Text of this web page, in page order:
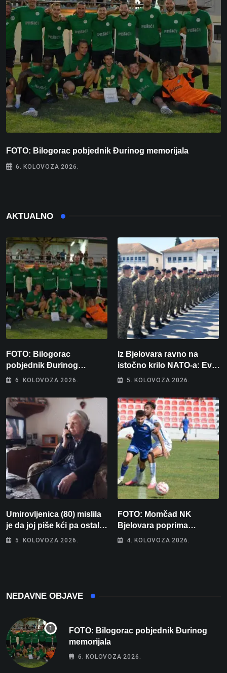
FOTO: Bilogorac pobjednik Đurinog memorijala
6. KOLOVOZA 2026.
AKTUALNO
FOTO: Bilogorac
pobjednik Đurinog
memorijala
6. KOLOVOZA 2026.
Iz Bjelovara ravno na
istočno krilo NATO-a: Evo
kamo odlazi 82 hrvatska
5. KOLOVOZA 2026.
Umirovljenica (80) mislila
je da joj piše kći pa ostala
bez 1000 eura
5. KOLOVOZA 2026.
FOTO: Momčad NK
Bjelovara poprima
jesenski izgled
4. KOLOVOZA 2026.
NEDAVNE OBJAVE
FOTO: Bilogorac pobjednik Đurinog
memorijala
6. KOLOVOZA 2026.